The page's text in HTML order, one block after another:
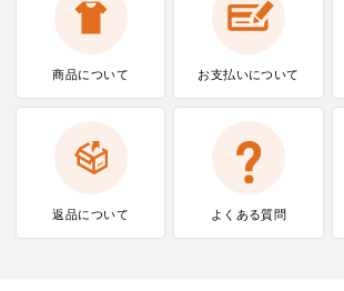
商品について お支払いについて
返品について よくある質問